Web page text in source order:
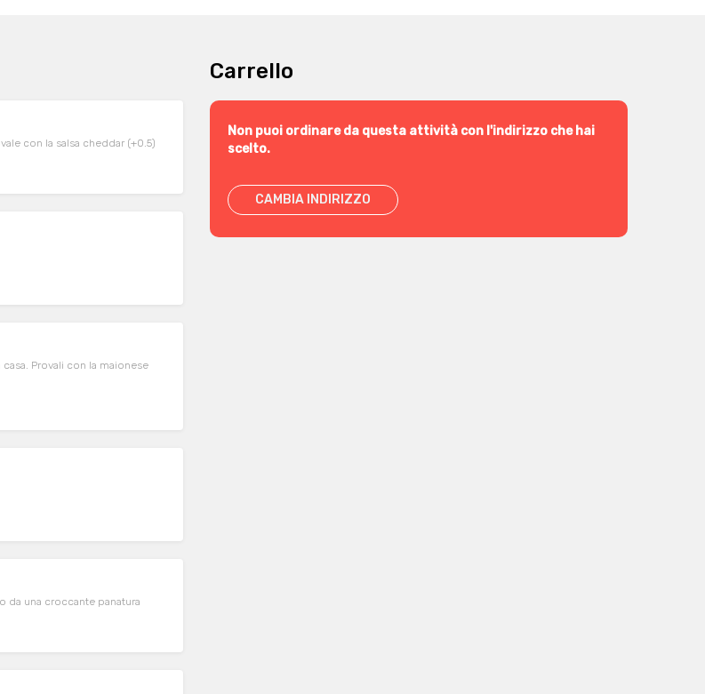
con la salsa cheddar (+0.5)
Provali con la maionese
una croccante panatura
Carrello
Non puoi ordinare da questa attività con l'indirizzo che hai
scelto.
CAMBIA INDIRIZZO